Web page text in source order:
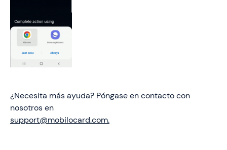
¿Necesita más ayuda? Póngase en contacto con
nosotros en
support@mobilocard.com.